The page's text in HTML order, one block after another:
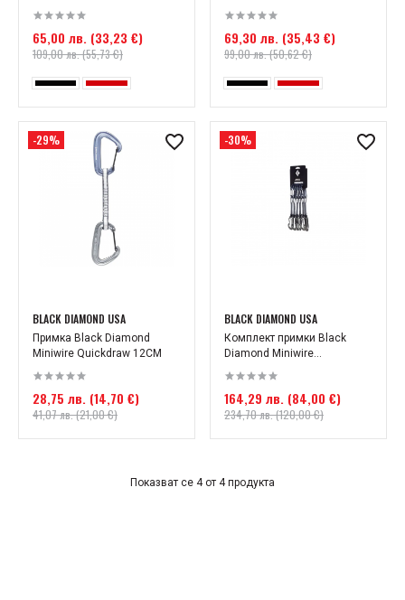
65,00 лв. (33,23 €)
109,00 лв. (55,73 €)
69,30 лв. (35,43 €)
99,00 лв. (50,62 €)
-29%
BLACK DIAMOND USA
Примка Black Diamond
Miniwire Quickdraw 12CM
28,75 лв. (14,70 €)
41,07 лв. (21,00 €)
-30%
BLACK DIAMOND USA
Комплект примки Black
Diamond Miniwire...
164,29 лв. (84,00 €)
234,70 лв. (120,00 €)
Показват се 4 от 4 продукта